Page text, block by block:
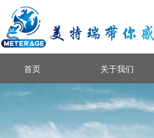
首页 关于我们